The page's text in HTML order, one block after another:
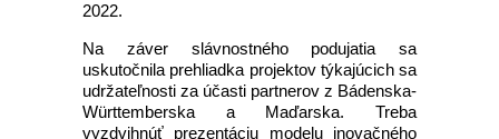
2022.
Na záver slávnostného podujatia sa
uskutočnila prehliadka projektov týkajúcich sa
udržateľnosti za účasti partnerov z Bádenska-
Württemberska a Maďarska. Treba
vyzdvihnúť prezentáciu modelu inovačného